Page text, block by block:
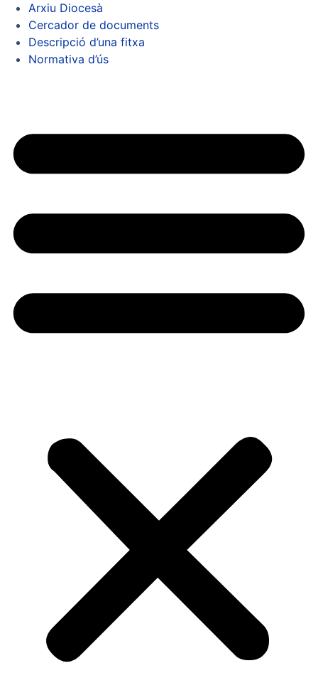
Arxiu Diocesà
Cercador de documents
Descripció d’una fitxa
Normativa d’ús